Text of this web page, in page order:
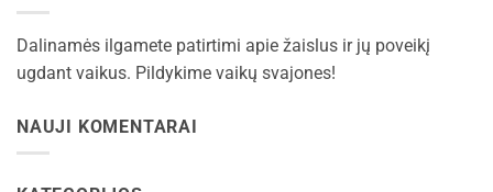
Dalinamės ilgamete patirtimi apie žaislus ir jų poveikį
ugdant vaikus. Pildykime vaikų svajones!
NAUJI KOMENTARAI